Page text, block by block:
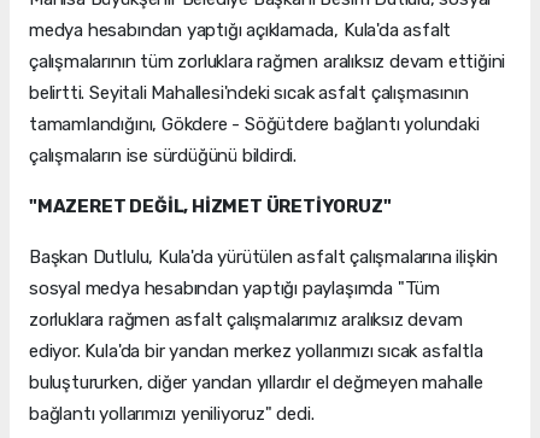
medya hesabından yaptığı açıklamada, Kula'da asfalt
çalışmalarının tüm zorluklara rağmen aralıksız devam ettiğini
belirtti. Seyitali Mahallesi'ndeki sıcak asfalt çalışmasının
tamamlandığını, Gökdere - Söğütdere bağlantı yolundaki
çalışmaların ise sürdüğünü bildirdi.
"MAZERET DEĞİL, HİZMET ÜRETİYORUZ"
Başkan Dutlulu, Kula'da yürütülen asfalt çalışmalarına ilişkin
sosyal medya hesabından yaptığı paylaşımda "Tüm
zorluklara rağmen asfalt çalışmalarımız aralıksız devam
ediyor. Kula'da bir yandan merkez yollarımızı sıcak asfaltla
buluştururken, diğer yandan yıllardır el değmeyen mahalle
bağlantı yollarımızı yeniliyoruz" dedi.